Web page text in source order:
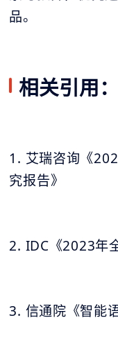
品。
相关引用：
1. 艾瑞咨询《
究报告》
2. IDC《2023年
3. 信通院《智能